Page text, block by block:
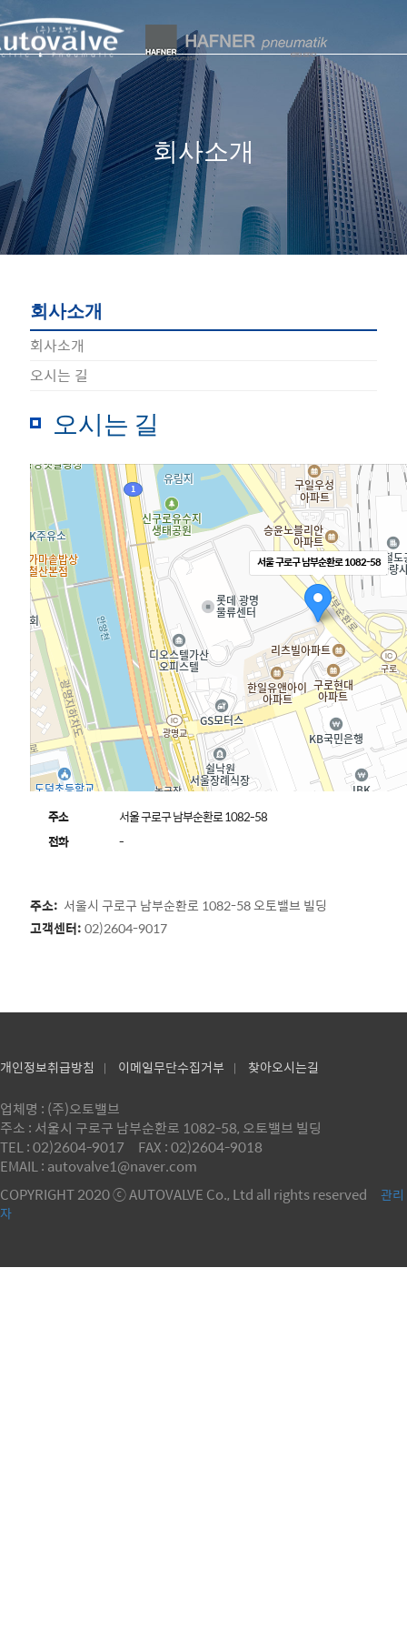
회사소개
회사소개
회사소개
오시는 길
오시는 길
서울 구로구 남부순환로 1082-58
주소
서울 구로구 남부순환로 1082-58
전화
-
주소: 서울시 구로구 남부순환로 1082-58 오토밸브 빌딩
고객센터:02)2604-9017
개인정보취급방침 | 이메일무단수집거부 | 찾아오시는길
업체명 : (주)오토밸브
주소 : 서울시 구로구 남부순환로 1082-58, 오토밸브 빌딩
TEL : 02)2604-9017
FAX : 02)2604-9018
EMAIL : autovalve1@naver.com
COPYRIGHT 2020 ⓒ AUTOVALVE Co., Ltd all rights reserved
관리
자